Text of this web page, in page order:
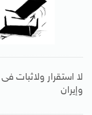
لا استقرار ولاثبات
وإيران